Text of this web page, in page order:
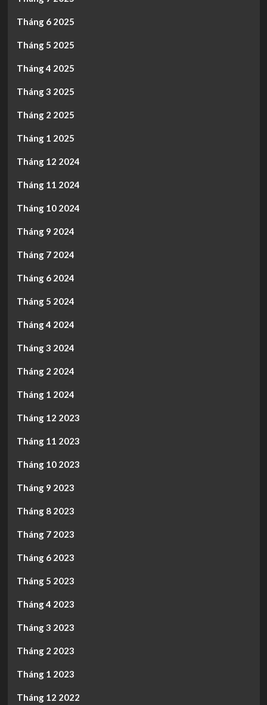
Tháng 6 2025
Tháng 5 2025
Tháng 4 2025
Tháng 3 2025
Tháng 2 2025
Tháng 1 2025
Tháng 12 2024
Tháng 11 2024
Tháng 10 2024
Tháng 9 2024
Tháng 7 2024
Tháng 6 2024
Tháng 5 2024
Tháng 4 2024
Tháng 3 2024
Tháng 2 2024
Tháng 1 2024
Tháng 12 2023
Tháng 11 2023
Tháng 10 2023
Tháng 9 2023
Tháng 8 2023
Tháng 7 2023
Tháng 6 2023
Tháng 5 2023
Tháng 4 2023
Tháng 3 2023
Tháng 2 2023
Tháng 1 2023
Tháng 12 2022